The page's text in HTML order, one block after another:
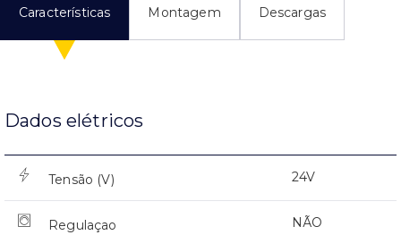
Características Montagem Descargas
Dados elétricos
Tensão (V) 24V
Regulaçao NÃO